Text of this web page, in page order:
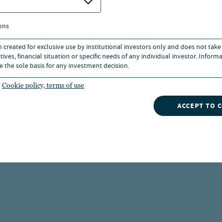
created for exclusive use by institutional investors only and does not
financial situation or specific needs of any individual investor.
the sole basis for any investment decision.
Cookie policy, terms of use
ACCEPT TO
wird er sich
Die
Inflation
19. Jun 2026
Investieren